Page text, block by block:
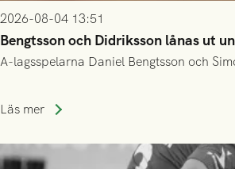
2026-08-04 13:51
Bengtsson och Didriksson lånas ut
A-lagsspelarna Daniel Bengtsson och
Läs mer